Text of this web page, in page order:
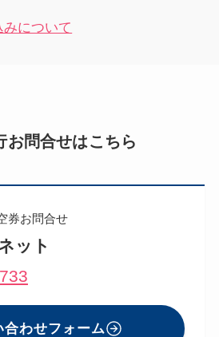
について
お問合せはこちら
券お問合せ
ット
合わせフォーム